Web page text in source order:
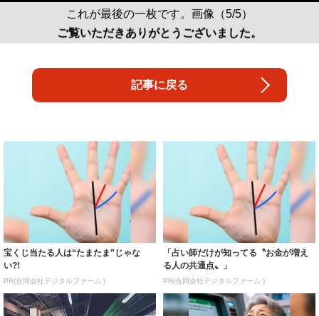
これが最後の一枚です。画像（5/5）
ご覧いただきありがとうございました。
記事に戻る
宝くじ当たる人は“たまたま”じゃな
い?!
PR(合同会社デジタルファーム )
「占い師だけが知ってる〝お金が増え
る人の共通点〟」
PR(合同会社デジタルファーム )